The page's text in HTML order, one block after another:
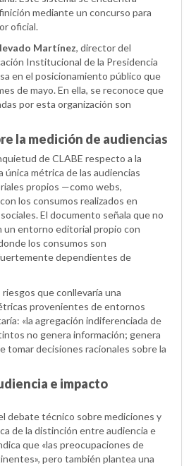
mediante un concurso para
oficial.
Martínez, director del
Institucional de la Presidencia
en el posicionamiento público que
de mayo. En ella, se reconoce que
por esta organización son
la medición de audiencias
de CLABE respecto a la
única métrica de las audiencias
propios —como webs,
los consumos realizados en
El documento señala que no
un entorno editorial propio con
los consumos son
dependientes de
que conllevaría una
provenientes de entornos
«la agregación indiferenciada de
no genera información; genera
tomar decisiones racionales sobre la
e impacto
debate técnico sobre mediciones y
de la distinción entre audiencia e
que «las preocupaciones de
pero también plantea una